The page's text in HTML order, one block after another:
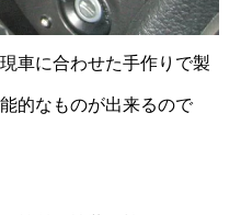
車に合わせた手作りで製
的なものが出来るので